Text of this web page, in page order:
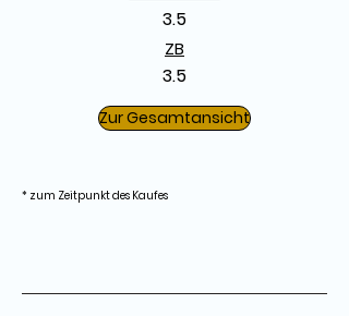
3.5
ZB
3.5
Zur Gesamtansicht
* zum Zeitpunkt des Kaufes